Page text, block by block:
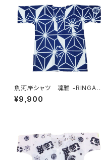
魚河岸シャツ 凜雅 -RINGA-
プレミアムシリーズ① 麻かざぐ
るま Lサイズ 認定証付き
¥9,900